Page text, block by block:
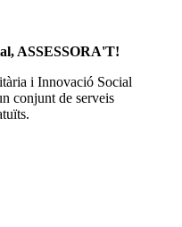
ASSESSORA'T!
i Innovació Social
conjunt de serveis